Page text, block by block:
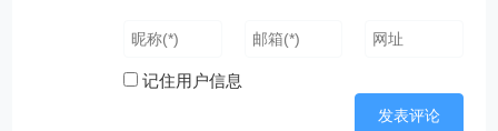
记住用户信息